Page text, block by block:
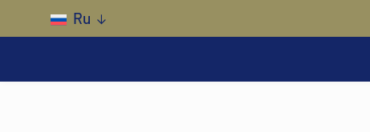
Skip to main content
Ru